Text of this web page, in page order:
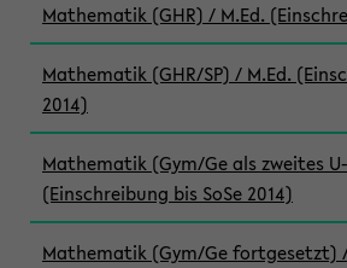
Mathematik (GHR) / M.Ed.
Mathematik (GHR/SP) / M.Ed.
2014)
Mathematik (Gym/Ge als zweites
(Einschreibung bis SoSe 2014)
Mathematik (Gym/Ge fortgesetzt) /